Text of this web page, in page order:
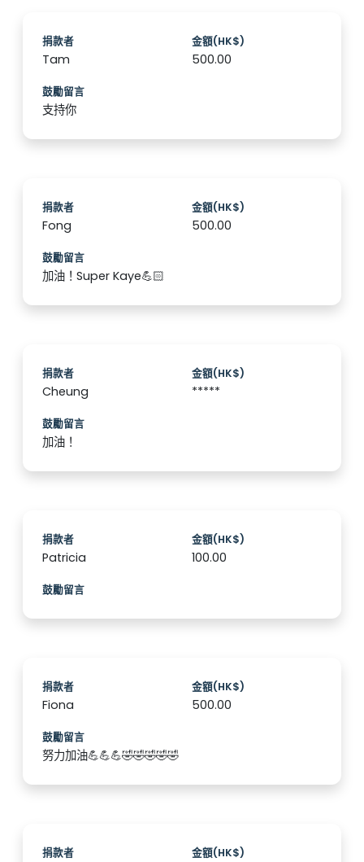
捐款者
Tam
金額(HK$)
500.00
鼓勵留言
支持你
捐款者
Fong
金額(HK$)
500.00
鼓勵留言
加油！Super Kaye💪🏻
捐款者
Cheung
金額(HK$)
*****
鼓勵留言
加油！
捐款者
Patricia
金額(HK$)
100.00
鼓勵留言
捐款者
Fiona
金額(HK$)
500.00
鼓勵留言
努力加油💪💪💪🤣🤣🤣🤣🤣
捐款者 金額(HK$)